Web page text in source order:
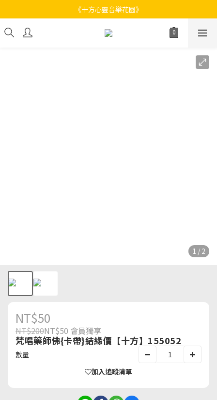
《十方心靈音樂花園》
《十方心靈音樂花園》
Welcome
1 / 2
NT$50
NT$200NT$50 會員獨享
梵唱藥師佛{卡帶}結緣價【十方】155052
數量
加入追蹤清單